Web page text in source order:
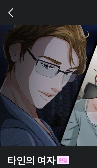
타인의 여자